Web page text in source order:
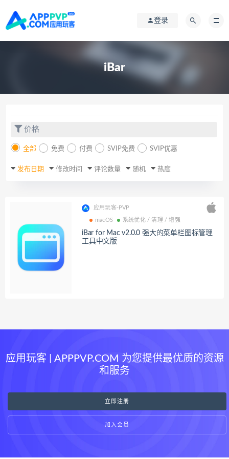
登录
iBar
价格
全部 免费 付费 SVIP免费 SVIP优惠
发布日期 修改时间 评论数量 随机 热度
应用玩客-PVP
macOS 系统优化 / 清理 / 增强
iBar for Mac v2.0.0 强大的菜单栏图标管理
工具中文版
应用玩客 | APPPVP.COM 为您提供最优质的资源
和服务
立即注册
加入会员